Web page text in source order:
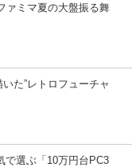
ァミマ夏の大盤振る舞
た”レトロフューチャ
で選ぶ「10万円台PC3